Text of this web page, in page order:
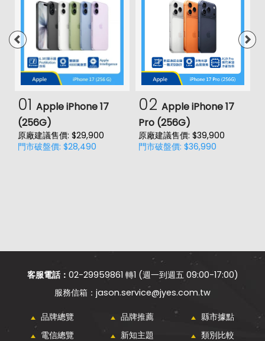
01 Apple iPhone 17
(256G)
原廠建議售價: $29,900
門市破盤價: $28,490
02 Apple iPhone 17
Pro (256G)
原廠建議售價: $39,900
門市破盤價: $36,990
客服電話： 02-29959861 轉1 (週一到週五 09:00-17:00)
jason.service@jyes.com.tw
品牌總覽 品牌推薦
縣市據點
電信總覽
新知主題 類別比較